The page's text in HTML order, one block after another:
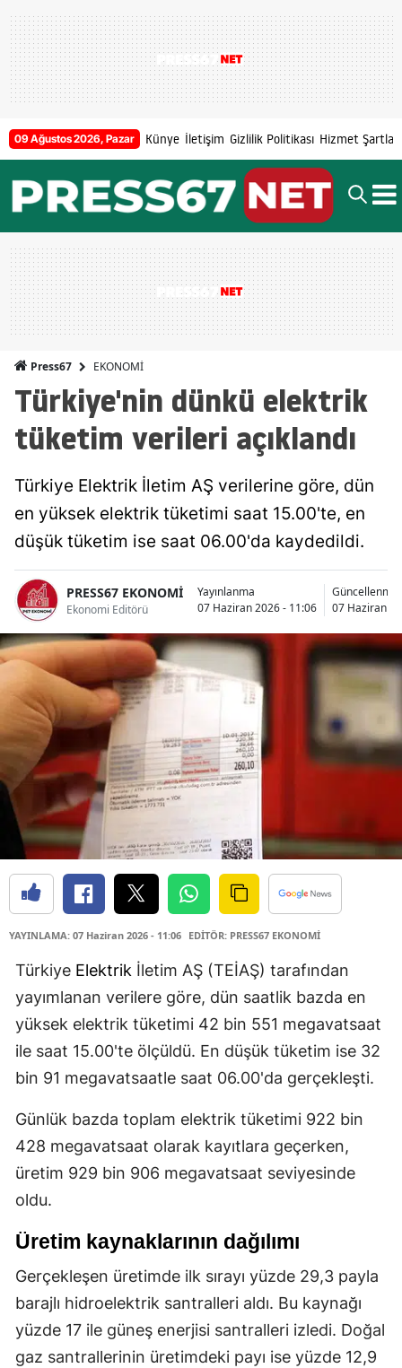
09 Ağustos 2026, Pazar Künye İletişim Gizlilik Politikası Hizmet Şartları
Press67 EKONOMİ
Türkiye'nin dünkü elektrik
tüketim verileri açıklandı
Türkiye Elektrik İletim AŞ verilerine göre, dün
en yüksek elektrik tüketimi saat 15.00'te, en
düşük tüketim ise saat 06.00'da kaydedildi.
PRESS67 EKONOMİ
Ekonomi Editörü
Yayınlanma
07 Haziran 2026 - 11:06
Güncellenme
07 Haziran
YAYINLAMA: 07 Haziran 2026 - 11:06 EDİTÖR: PRESS67 EKONOMİ
Türkiye Elektrik İletim AŞ (TEİAŞ) tarafından
yayımlanan verilere göre, dün saatlik bazda en
yüksek elektrik tüketimi 42 bin 551 megavatsaat
ile saat 15.00'te ölçüldü. En düşük tüketim ise 32
bin 91 megavatsaatle saat 06.00'da gerçekleşti.
Günlük bazda toplam elektrik tüketimi 922 bin
428 megavatsaat olarak kayıtlara geçerken,
üretim 929 bin 906 megavatsaat seviyesinde
oldu.
Üretim kaynaklarının dağılımı
Gerçekleşen üretimde ilk sırayı yüzde 29,3 payla
barajlı hidroelektrik santralleri aldı. Bu kaynağı
yüzde 17 ile güneş enerjisi santralleri izledi. Doğal
gaz santrallerinin üretimdeki payı ise yüzde 12,9